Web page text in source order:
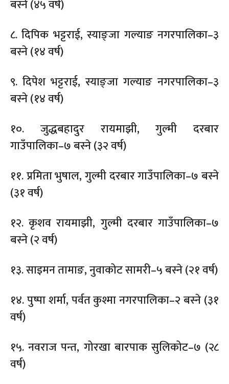
बस्ने (४५ वर्ष)
८. दिपिक भट्टराई, स्याङ्जा गल्याङ नगरपालिका–३
बस्ने (१४ वर्ष)
९. दिपेश भट्टराई, स्याङ्जा गल्याङ नगरपालिका–३
बस्ने (१४ वर्ष)
१०. जुद्धबहादुर रायमाझी, गुल्मी दरबार
गाउँपालिका–७ बस्ने (३२ वर्ष)
११. प्रमिता भुषाल, गुल्मी दरबार गाउँपालिका–७ बस्ने
(३१ वर्ष)
१२. कृशव रायमाझी, गुल्मी दरबार गाउँपालिका–७
बस्ने (२ वर्ष)
१३. साइमन तामाङ, नुवाकोट सामरी–५ बस्ने (२१ वर्ष)
१४. पुष्पा शर्मा, पर्वत कुश्मा नगरपालिका–२ बस्ने (३१
वर्ष)
१५. नवराज पन्त, गोरखा बारपाक सुलिकोट–७ (२८
वर्ष)